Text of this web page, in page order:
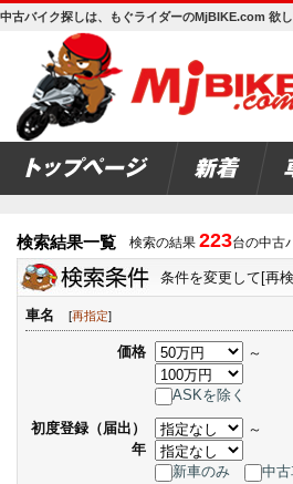
中古バイク探しは、もぐライダーのMjBIKE.com 欲
検索結果一覧 検索の結果 223台の中古
条件を変更して[再
車名 [再指定]
価格 ～
ASKを除く
初度登録（届出）
年
～
新車のみ
中